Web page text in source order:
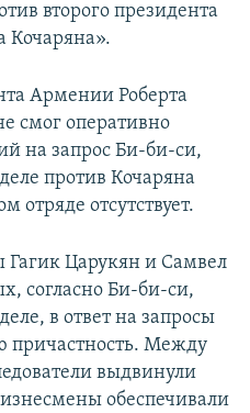
второго президента
Кочаряна».
Армении Роберта
смог оперативно
на запрос Би-би-си,
против Кочаряна
отряде отсутствует.
Царукян и Самвел
согласно Би-би-си,
в ответ на запросы
причастность. Между
выдвинули
обеспечивали